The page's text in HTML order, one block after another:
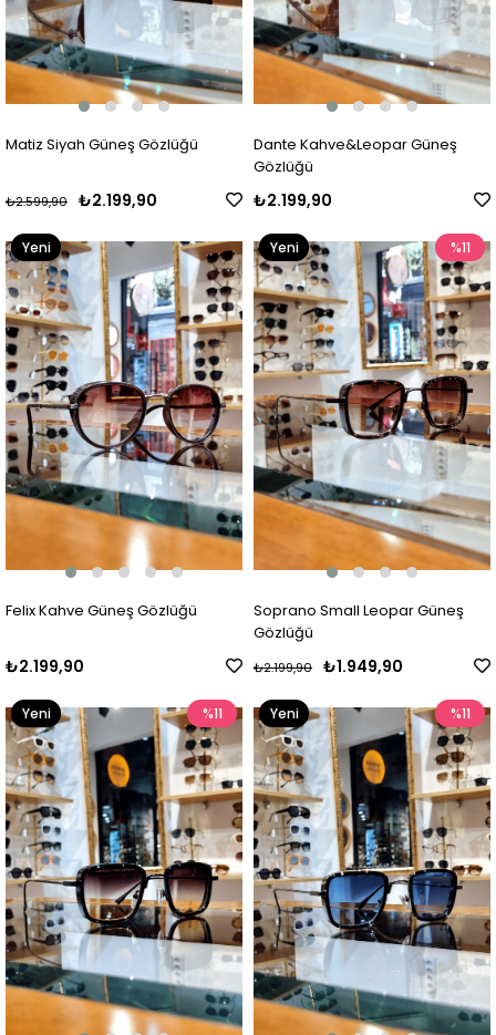
Matiz Siyah Güneş Gözlüğü
₺2.199,90
₺2.599,90
Dante Kahve&Leopar Güneş
Gözlüğü
₺2.199,90
Felix Kahve Güneş Gözlüğü
₺2.199,90
Yeni
Ürün
Soprano Small Leopar Güneş
Gözlüğü
₺1.949,90
₺2.199,90
%11
Yeni
Ürün
%11
Yeni
Ürün
%11
Yeni
Ürün